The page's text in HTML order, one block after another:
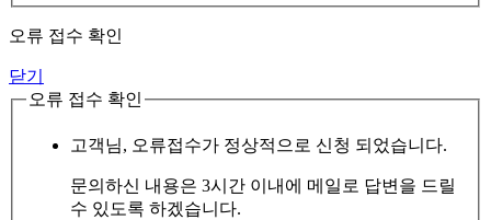
오류 접수 확인
닫기
오류 접수 확인
고객님, 오류접수가 정상적으로 신청 되었습니다.
문의하신 내용은 3시간 이내에 메일로 답변을 드릴
수 있도록 하겠습니다.